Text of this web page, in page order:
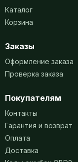
Каталог
Корзина
Заказы
Оформление заказа
Проверка заказа
Покупателям
Контакты
Гарантия и возврат
Оплата
Доставка